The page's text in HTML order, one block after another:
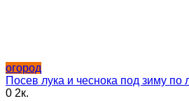
огород
Посев лука и чеснока под зиму
0 2к.